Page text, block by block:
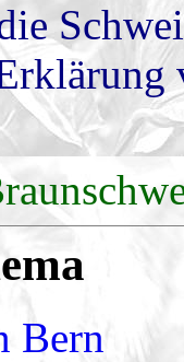
Bern